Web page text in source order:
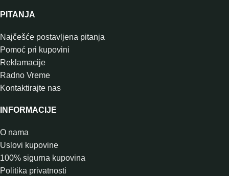
PITANJA
Najčešće postavljena pitanja
Pomoć pri kupovini
Reklamacije
Radno Vreme
Kontaktirajte nas
INFORMACIJE
O nama
Uslovi kupovine
100% sigurna kupovina
Politika privatnosti